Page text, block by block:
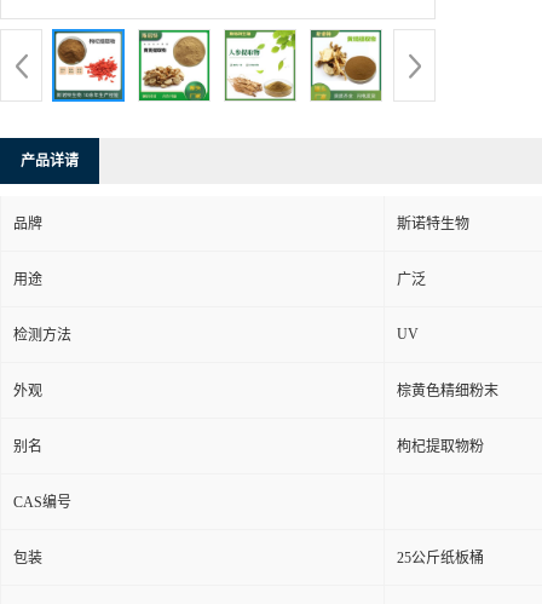
产品详请
品牌 斯诺特生物
用途 广泛
检测方法 UV
外观 棕黄色精细粉末
别名 枸杞提取物粉
CAS编号
包装 25公斤纸板桶